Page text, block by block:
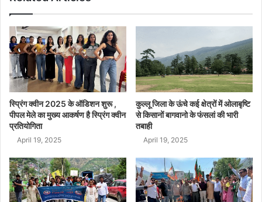
स्प्रिंग क्वीन 2025 के ऑडिशन शुरू ,
पीपल मेले का मुख्य आकर्षण है स्प्रिंग क्वीन
प्रतियोगिता
April 19, 2025
कुल्लू जिला के ऊंचे कई क्षेत्रों में ओलाबृष्टि
से किसानों बागवानो के फंसलां की भारी
तबाही
April 19, 2025